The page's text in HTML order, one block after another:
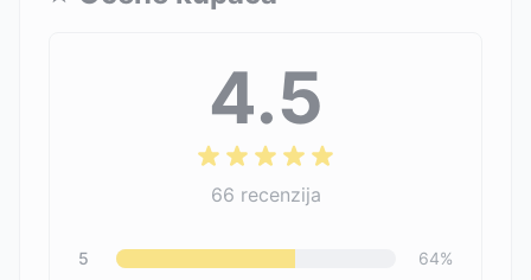
4.5
66 recenzija
5 64%